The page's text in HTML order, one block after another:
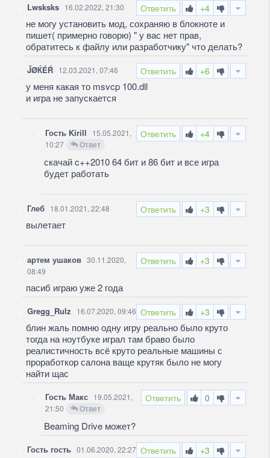
Ответить +4
Lwsksks 16.02.2022, 21:30
не могу установить мод, сохраняю в блокноте и
пишет( примерно говорю) " у вас нет прав,
обратитесь к файлу или разработчику" что делать?
Ответить +6
ĴØЌÉŔ 12.03.2021, 07:46
у меня какая то msvcp 100.dll
и игра не запускается
Ответить +4
Гость Kirill
15.05.2021,
10:27
Ответ
скачай c++2010 64 бит и 86 бит и все игра
будет работать
Ответить +3
Глеб 18.01.2021, 22:48
вылетает
Ответить +3
артем ушаков 30.11.2020,
08:49
пасиб играю уже 2 года
Ответить +3
Gregg_Rulz 16.07.2020, 09:46
блин жаль помню одну игру реально было круто
тогда на ноутбуке играл там браво было
реалистичность всё круто реальные машины с
проработкор салона ваще крутяк было не могу
найти щас
Ответить 0
Гость Макс 19.05.2021,
21:50
Ответ
Beaming Drive может?
Ответить +3
Гость гость 01.06.2020, 22:27